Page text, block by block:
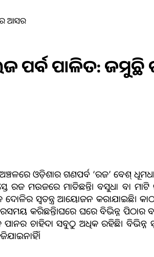
ଆସର
ପର୍ବ ପାଳିତ:
ଓଡ଼ିଶାର ଗଣପର୍ବ ‘ରଜ’ ବେଶ୍‌
ମଉଜରେ ମାତିଛନ୍ତି। ବସୁଧା ବା ମାଟି
ଦୋଳିର ସ୍ୱତନ୍ତ୍ର ଆୟୋଜନ
କରିଛନ୍ତି।ଘରେ ଘରେ ବିଭିନ୍ନ ପିଠାର
ଚାହିଦା ସବୁଠୁ ଅଧିକ ରହିଛି। ବିଭିନ୍ନ